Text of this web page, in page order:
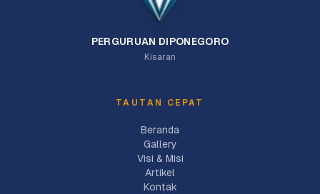
PERGURUAN DIPONEGORO
Kisaran
TAUTAN CEPAT
Beranda
Gallery
Visi & Misi
Artikel
Kontak